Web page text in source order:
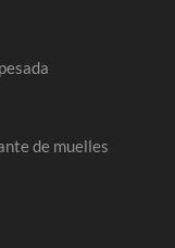
de muelles